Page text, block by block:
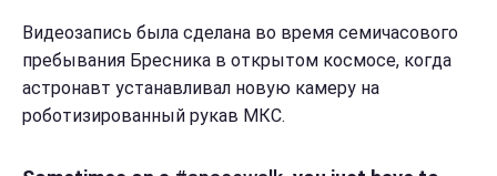
Видеозапись была сделана во время семичасового
пребывания Бресника в открытом космосе, когда
астронавт устанавливал новую камеру на
роботизированный рукав МКС.